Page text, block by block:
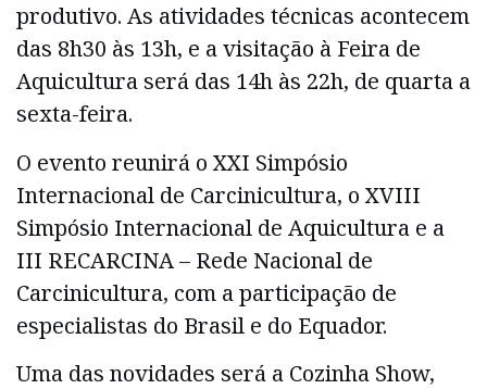
produtivo. As atividades técnicas acontecem
das 8h30 às 13h, e a visitação à Feira de
Aquicultura será das 14h às 22h, de quarta a
sexta-feira.
O evento reunirá o XXI Simpósio
Internacional de Carcinicultura, o XVIII
Simpósio Internacional de Aquicultura e a
III RECARCINA – Rede Nacional de
Carcinicultura, com a participação de
especialistas do Brasil e do Equador.
Uma das novidades será a Cozinha Show,